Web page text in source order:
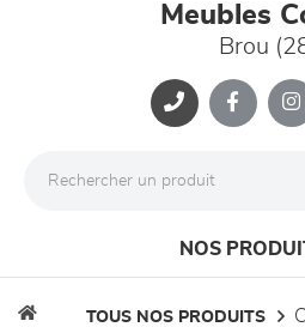
Meubles
Brou
NOS
TOUS NOS PRODUITS